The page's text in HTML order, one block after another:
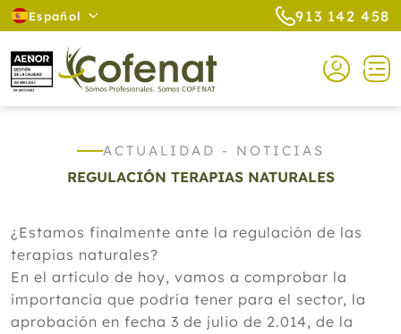
Español 913 142 458
ACTUALIDAD - NOTICIAS
REGULACIÓN TERAPIAS NATURALES
¿Estamos finalmente ante la regulación de las
terapias naturales?
En el artículo de hoy, vamos a comprobar la
importancia que podría tener para el sector, la
aprobación en fecha 3 de julio de 2.014, de la